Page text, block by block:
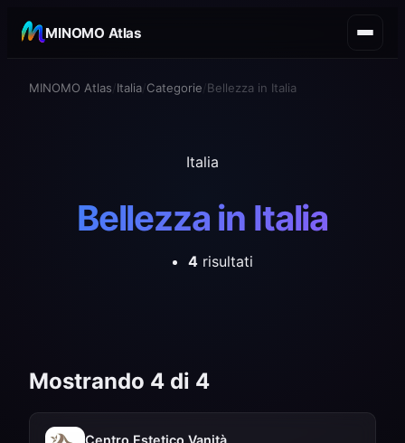
MINOMO Atlas
MINOMO Atlas Italia Categorie Bellezza in Italia
Italia
Bellezza in Italia
4 risultati
Mostrando 4 di 4
Centro Estetico Vanità